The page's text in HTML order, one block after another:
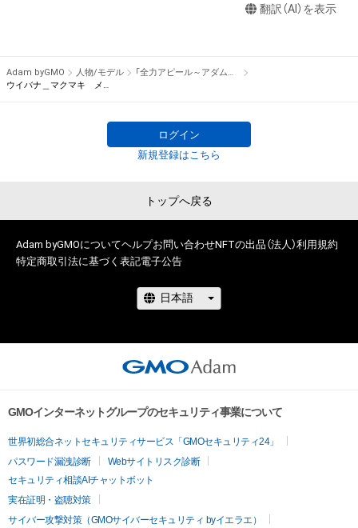
の管理委託を受けている者からの事前の同意なしに、上記の「本
せん。)を行うことはできません。
であると判断した場合、利用をお断りさせていただきます。
・本アイテムの購入、売却および利用に関して、購入者、売却者、
方、著作隣接権の権利者またはその管理委託を受けている者は、
パフォーマンスや特技を、魂を込めて全力アピール！
※本ストア内で出品されるNFTは、Adam byGMOの認定代理店
株式会社MediBangを介して出品手続きをしており、
TBSテレビおよび番組は、NFTの出品に関わる手続き・権利には
翻訳（AI）を表示
Adam byGMO 人物/モデル
「全力アピール～アダムシアター～」NFTストア
ウイバナ＿マクマキ メンバーイラスト 番組特別バージョン
ログイン
新規登録はこちら
トップへ戻る
Adam byGMOについてヘルプお問い合わせNFTの出品（法人）利用規約
特定商取引法に基づく表記電子公告
GMOインターネットグループのセキュリティ事業について
世界初総合ネットセキュリティサービス「GMOセキュリティ24」
パスワード漏洩診断
Webサイトリスク診断
セキュリティ相談AIチャットボット
実在証明・盗聴対策
サイバー攻撃対策（GMOサイバーセキュリティ byイエラエ）